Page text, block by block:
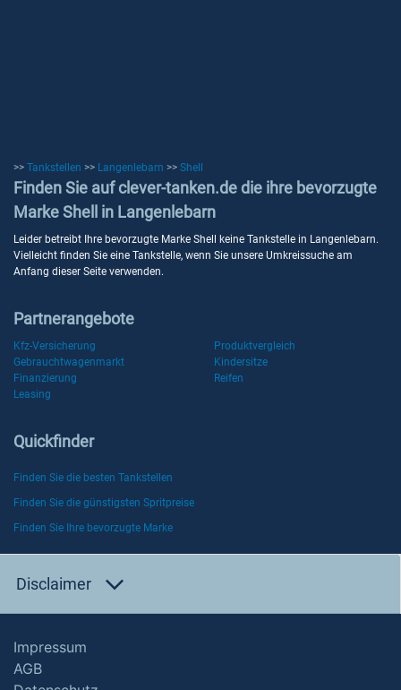
>> Tankstellen >> Langenlebarn >> Shell
Finden Sie auf clever-tanken.de die ihre bevorzugte
Marke Shell in Langenlebarn
Leider betreibt Ihre bevorzugte Marke Shell keine Tankstelle in Langenlebarn.
Vielleicht finden Sie eine Tankstelle, wenn Sie unsere Umkreissuche am
Anfang dieser Seite verwenden.
Partnerangebote
Kfz-Versicherung
Produktvergleich
Gebrauchtwagenmarkt
Kindersitze
Finanzierung
Reifen
Leasing
Quickfinder
Finden Sie die besten Tankstellen
Finden Sie die günstigsten Spritpreise
Finden Sie Ihre bevorzugte Marke
Disclaimer
Impressum
AGB